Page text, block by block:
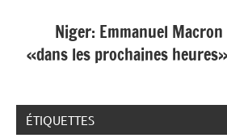
Niger: Emmanuel
«dans les prochaines
ÉTIQUETTES